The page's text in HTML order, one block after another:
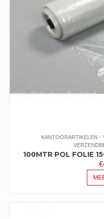
KANTOORARTIKELEN
100MTR POL FOLIE
€